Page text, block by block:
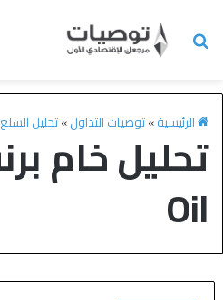
الرئيسية»توصيات التداول»تحليل السلع
Oil